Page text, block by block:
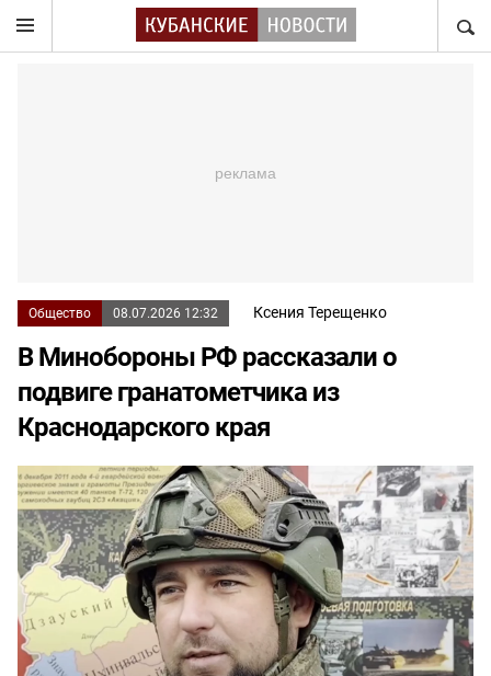
Общество 08.07.2026 12:32 Ксения Терещенко
В Минобороны РФ рассказали о
подвиге гранатометчика из
Краснодарского края